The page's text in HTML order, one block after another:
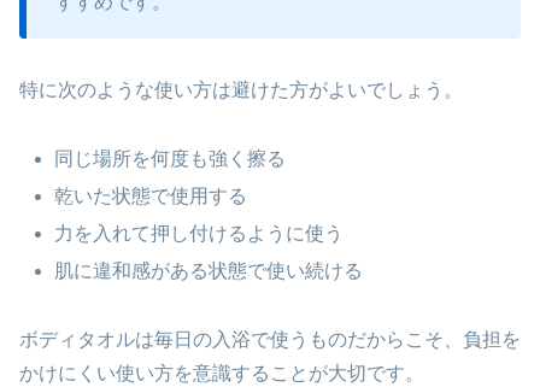
特に次のような使い方は避けた方がよいでしょう。
同じ場所を何度も強く擦る
乾いた状態で使用する
力を入れて押し付けるように使う
肌に違和感がある状態で使い続ける
ボディタオルは毎日の入浴で使うものだからこそ、負担を
かけにくい使い方を意識することが大切です。